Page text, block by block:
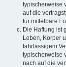
typischerweise
auf die
für mittelbare
Die Haftung ist
Leben, Körper
fahrlässigem
typischerweise
nach auf die